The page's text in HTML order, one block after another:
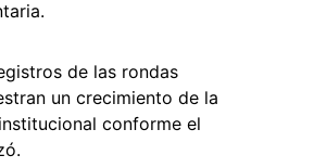
de las rondas
un crecimiento de la
conforme el